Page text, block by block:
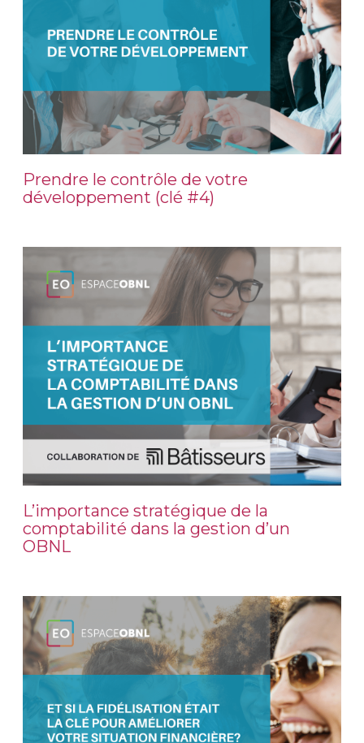
Prendre le contrôle de votre
développement (clé #4)
L’importance stratégique de la
comptabilité dans la gestion d’un
OBNL